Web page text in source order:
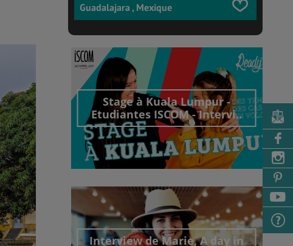
Guadalajara , Mexique
Stage à Kuala Lumpur -
Etudiantes ISCOM - Intervi..
Découvrir cet interview
Interview de Marie, A day in